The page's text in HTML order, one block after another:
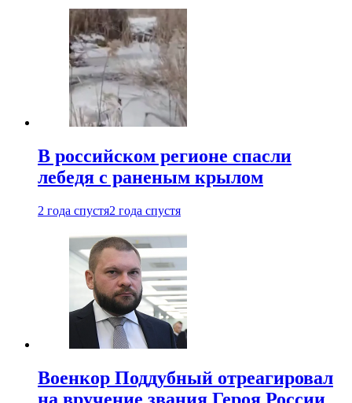
В российском регионе спасли
лебедя с раненым крылом
2 года спустя2 года спустя
Военкор Поддубный отреагировал